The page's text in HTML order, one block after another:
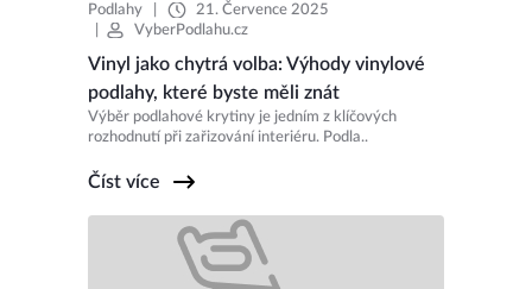
Podlahy
21. Července 2025
VyberPodlahu.cz
Vinyl jako chytrá volba: Výhody vinylové
podlahy, které byste měli znát
Výběr podlahové krytiny je jedním z klíčových
rozhodnutí při zařizování interiéru. Podla..
Číst více